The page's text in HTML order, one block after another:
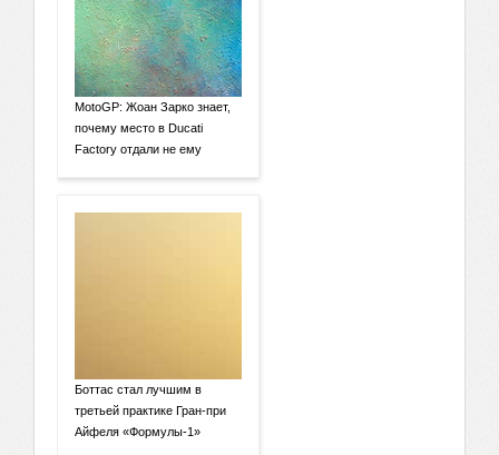
MotoGP: Жоан Зарко знает,
почему место в Ducati
Factory отдали не ему
Боттас стал лучшим в
третьей практике Гран-при
Айфеля «Формулы-1»